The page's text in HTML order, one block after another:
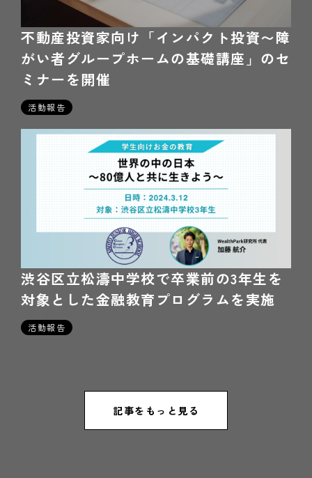
不動産投資家向け「インパクト投資〜障
がい者グループホームの基礎講座」のセ
ミナーを開催
活動報告
渋谷区立松濤中学校で卒業前の3年生を
対象とした金融教育プログラムを実施
活動報告
記事をもっと見る